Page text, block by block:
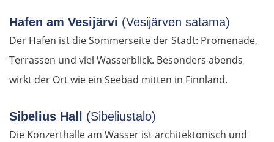
Hafen am Vesijärvi (Vesijärven satama)
Der Hafen ist die Sommerseite der Stadt: Promenade,
Terrassen und viel Wasserblick. Besonders abends
wirkt der Ort wie ein Seebad mitten in Finnland.
Sibelius Hall (Sibeliustalo)
Die Konzerthalle am Wasser ist architektonisch und
Tiszafüred
Debrecen
Oradea